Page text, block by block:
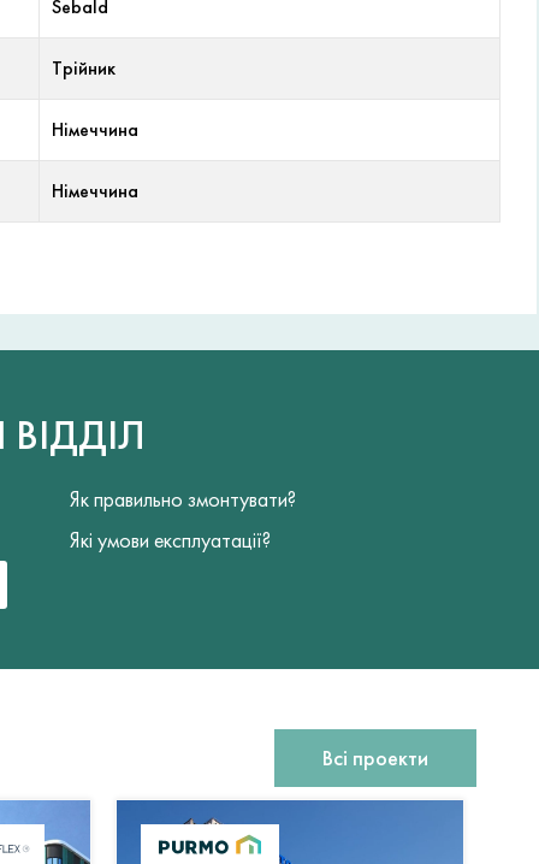
Sebald
Трійник
Німеччина
Німеччина
ВІДДІЛ
Як правильно змонтувати?
Які умови експлуатації?
Всі проекти